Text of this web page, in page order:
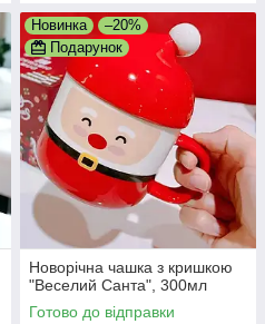
Новинка
–20%
Подарунок
Новорічна чашка з кришкою
"Веселий Санта", 300мл
Готово до відправки